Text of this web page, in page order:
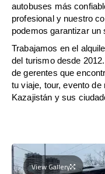
autobuses más
profesional y nuestro
podemos garantizar un
Trabajamos en el
del turismo desde
de gerentes que
tu viaje, tour, evento
Kazajistán y sus
View Gallery